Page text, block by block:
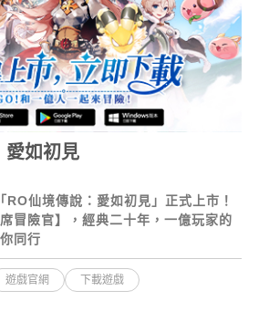
愛如初見
仙境傳說：愛如初見」正式上市！
冒險官】，經典二十年，一億玩家的
同行
遊戲官網 下載遊戲